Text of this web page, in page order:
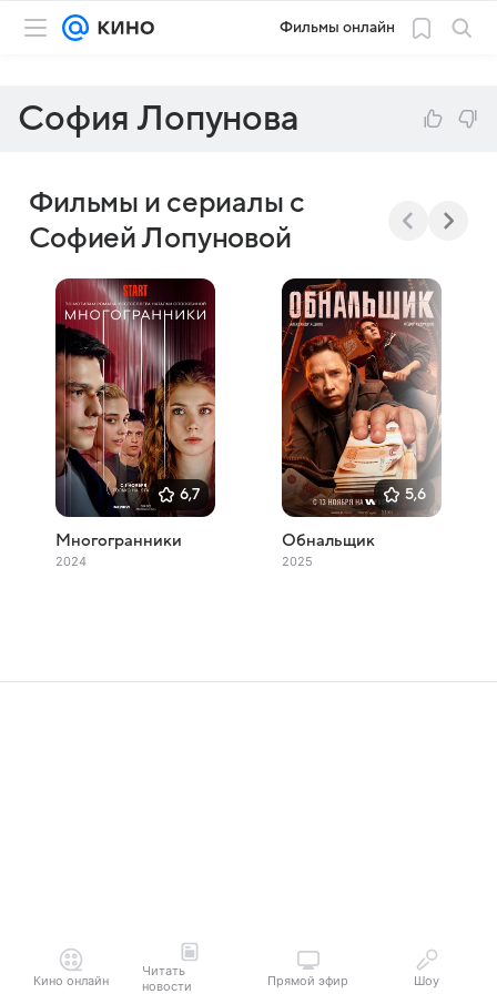
Фильмы онлайн
София Лопунова
Фильмы и сериалы с
Софией Лопуновой
6,7
Многогранники
2024
5,6
Обнальщик
2025
Кино онлайн
Читать
новости
Прямой эфир Шоу